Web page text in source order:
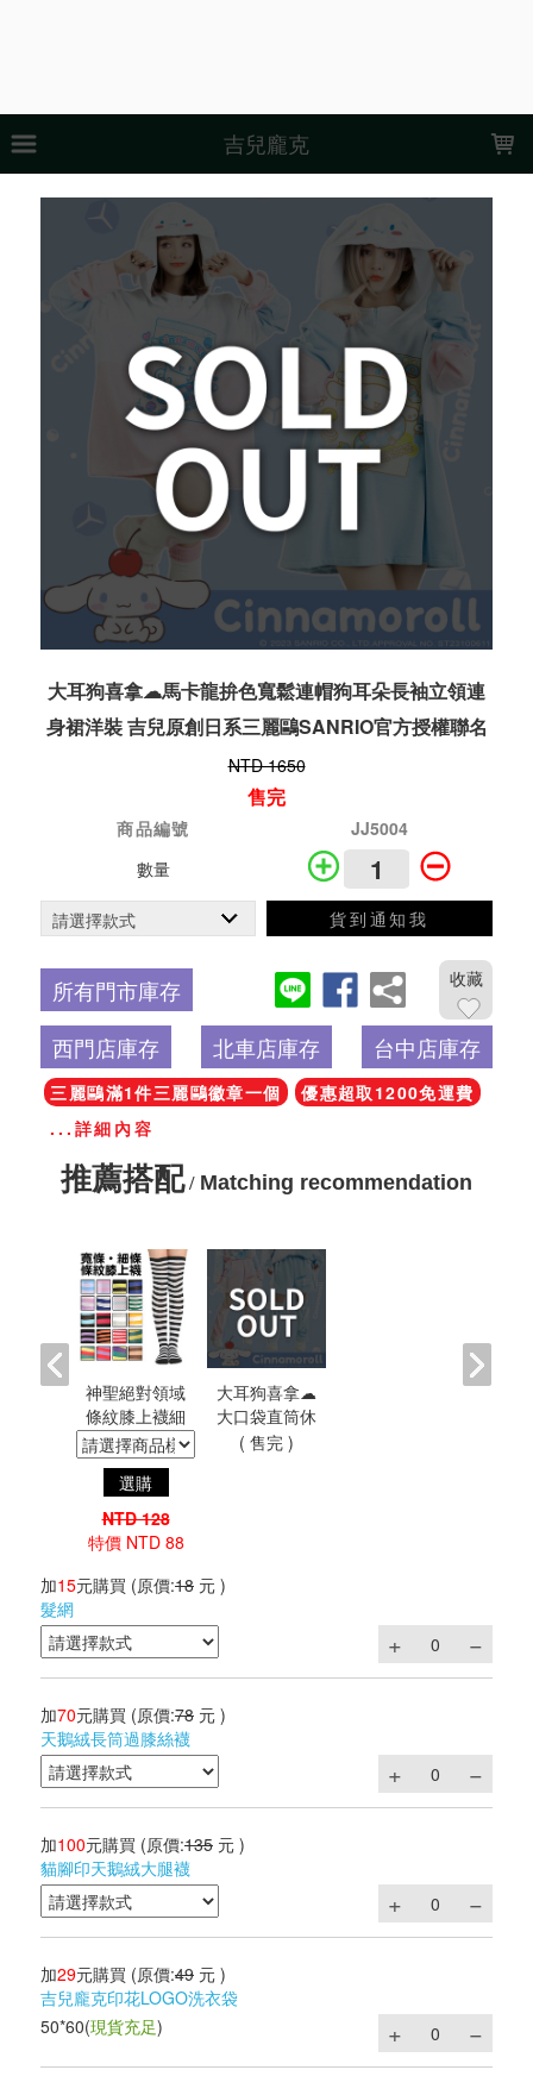
吉兒龐克
大耳狗喜拿☁馬卡龍拚色寬鬆連帽狗耳朵長袖立領連
身裙洋裝 吉兒原創日系三麗鷗SANRIO官方授權聯名
NTD 1650
售完
商品編號
JJ5004
數量
貨到通知我
所有門市庫存 收藏
西門店庫存 北車店庫存 台中店庫存
三麗鷗滿1件三麗鷗徽章一個
優惠超取1200免運費
...詳細內容
推薦搭配/ Matching recommendation
神聖絕對領域
條紋膝上襪細
條寬條加大 多
色 二次元動漫
周邊
選購
NTD 128
特價 NTD 88
大耳狗喜拿☁
大口袋直筒休
閒運動短褲附
( 售完 )
加15元購買 (原價:18 元 )
髮網
加70元購買 (原價:78 元 )
天鵝絨長筒過膝絲襪
加100元購買 (原價:135 元 )
貓腳印天鵝絨大腿襪
加29元購買 (原價:49 元 )
吉兒龐克印花LOGO洗衣袋
50*60(現貨充足)